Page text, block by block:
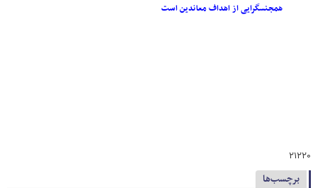
همجنسگرایی از اهداف معاندین است
۲۱۲۲۰
برچسب‌ها